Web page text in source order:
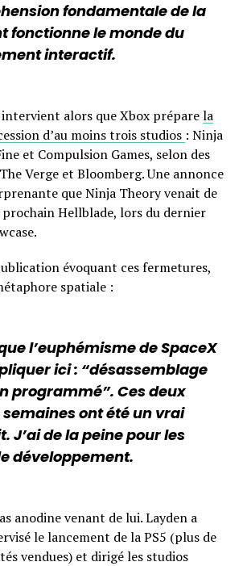
fondamentale de la
fonctionne le monde du
interactif.
alors que Xbox préparela
d’au moins trois studios : Ninja
et Compulsion Games, selon des
Verge et Bloomberg. Une annonce
que Ninja Theory venait de
prochain Hellblade, lors du dernier
évoquant ces fermetures,
spatiale :
l’euphémisme de SpaceX
ici : “désassemblage
programmé”. Ces deux
ont été un vrai
J’ai de la peine pour les
développement.
anodine venant de lui. Layden a
le lancement de la PS5 (plus de
vendues) et dirigé les studios